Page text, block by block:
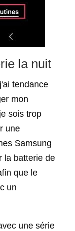
la nuit
tendance
mon
sois trop
une
Samsung
la batterie de
que le
un
une série